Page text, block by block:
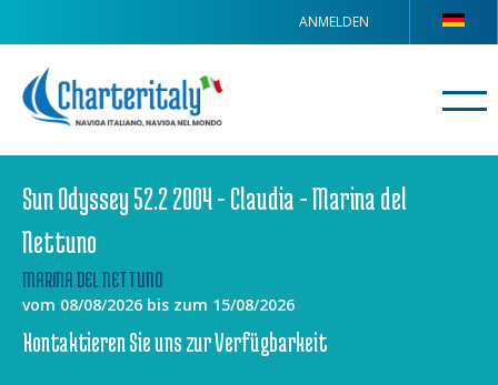
ANMELDEN
Sun Odyssey 52.2 2004 - Claudia - Marina del
Nettuno
MARINA DEL NETTUNO
vom 08/08/2026 bis zum 15/08/2026
Kontaktieren Sie uns zur Verfügbarkeit